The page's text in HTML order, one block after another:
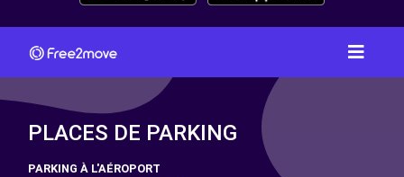
PLACES DE PARKING
PARKING À L'AÉROPORT